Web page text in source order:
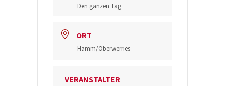
Den ganzen Tag
ORT
Hamm/Oberwerries
VERANSTALTER